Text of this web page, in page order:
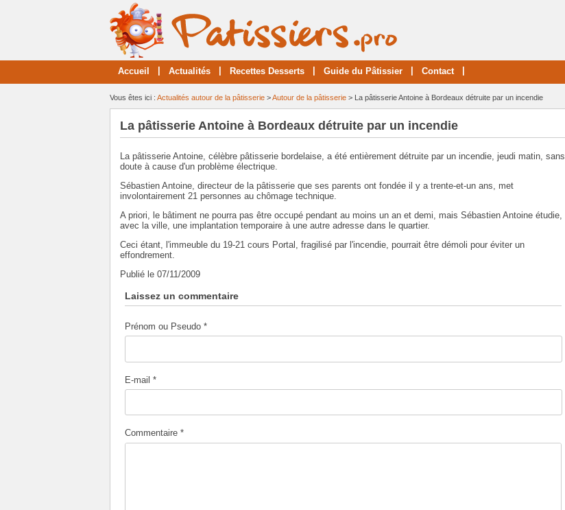
Accueil Actualités Recettes Desserts Guide du Pâtissier Contact
Vous êtes ici : Actualités autour de la pâtisserie >Autour de la pâtisserie > La pâtisserie Antoine à Bordeaux détruite par un incendie
La pâtisserie Antoine à Bordeaux détruite par un incendie
La pâtisserie Antoine, célèbre pâtisserie bordelaise, a été entièrement détruite par un incendie, jeudi matin, sans
doute à cause d'un problème électrique.
Sébastien Antoine, directeur de la pâtisserie que ses parents ont fondée il y a trente-et-un ans, met
involontairement 21 personnes au chômage technique.
A priori, le bâtiment ne pourra pas être occupé pendant au moins un an et demi, mais Sébastien Antoine étudie,
avec la ville, une implantation temporaire à une autre adresse dans le quartier.
Ceci étant, l'immeuble du 19-21 cours Portal, fragilisé par l'incendie, pourrait être démoli pour éviter un
effondrement.
Publié le 07/11/2009
Laissez un commentaire
Prénom ou Pseudo *
E-mail *
Commentaire *